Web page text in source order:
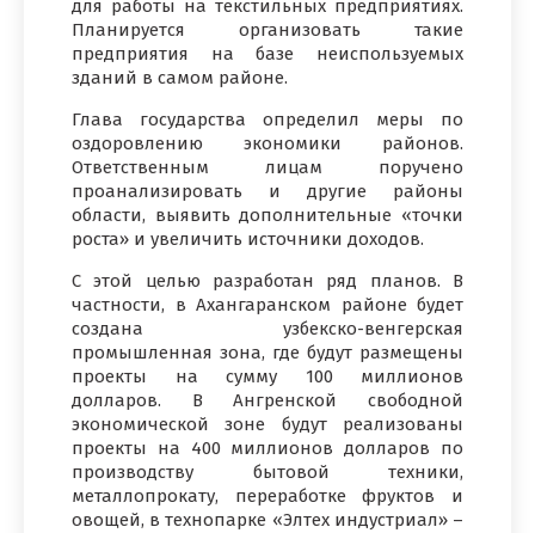
для работы на текстильных предприятиях.
Планируется организовать такие
предприятия на базе неиспользуемых
зданий в самом районе.
Глава государства определил меры по
оздоровлению экономики районов.
Ответственным лицам поручено
проанализировать и другие районы
области, выявить дополнительные «точки
роста» и увеличить источники доходов.
С этой целью разработан ряд планов. В
частности, в Ахангаранском районе будет
создана узбекско-венгерская
промышленная зона, где будут размещены
проекты на сумму 100 миллионов
долларов. В Ангренской свободной
экономической зоне будут реализованы
проекты на 400 миллионов долларов по
производству бытовой техники,
металлопрокату, переработке фруктов и
овощей, в технопарке «Элтех индустриал» –